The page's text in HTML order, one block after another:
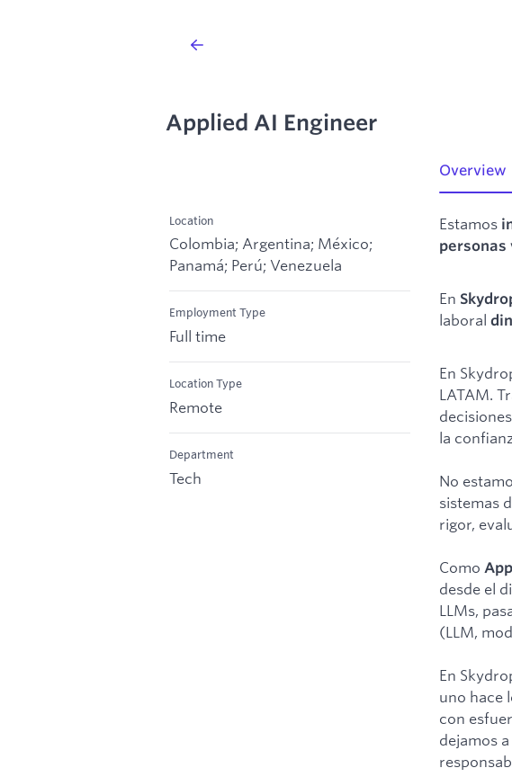
Applied AI Engineer
Location
Colombia; Argentina; México;
Panamá; Perú; Venezuela
Employment Type
Full time
Location Type
Remote
Department
Tech
Overview
Estamos
personas
En
laboral
En
LATAM.
la
No
sistemas
rigor,
Como
desde el
LLMs,
(LLM,
En
uno hace
con
dejamos